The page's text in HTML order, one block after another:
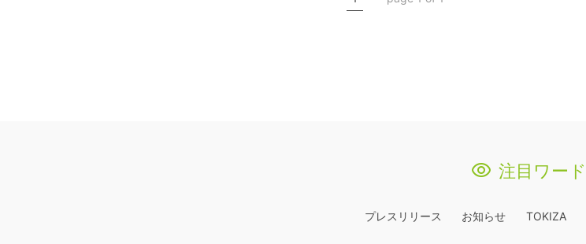
注目ワード
プレスリリース お知らせ TOKIZA